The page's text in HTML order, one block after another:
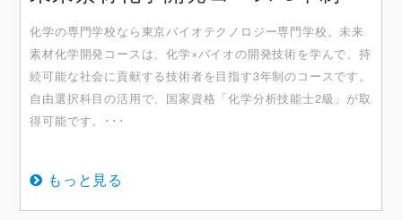
化学の専門学校なら東京バイオテクノロジー専門学校。未来
素材化学開発コースは、化学×バイオの開発技術を学んで、持
続可能な社会に貢献する技術者を目指す3年制のコースです。
自由選択科目の活用で、国家資格「化学分析技能士2級」が取
得可能です。･･･
もっと見る